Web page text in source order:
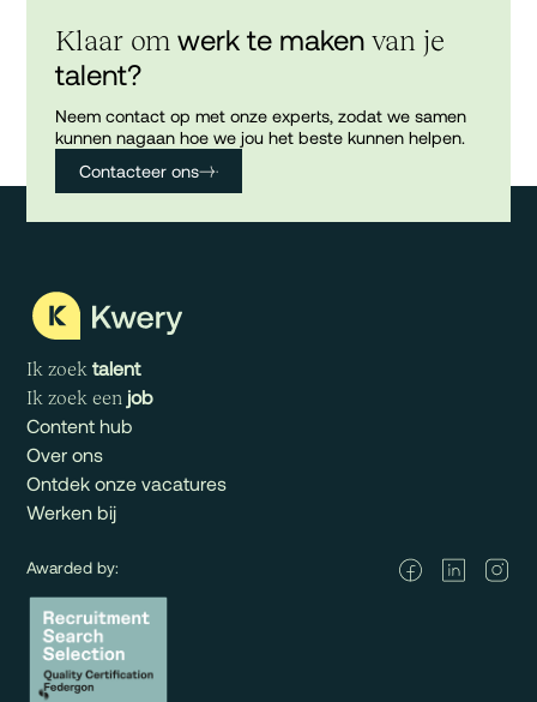
Klaar om werk te makenvan je
talent?
Neem contact op met onze experts, zodat we samen
kunnen nagaan hoe we jou het beste kunnen helpen.
Contacteer ons
Ik zoek talent
Ik zoek een job
Content hub
Over ons
Ontdek onze vacatures
Werken bij
Awarded by: